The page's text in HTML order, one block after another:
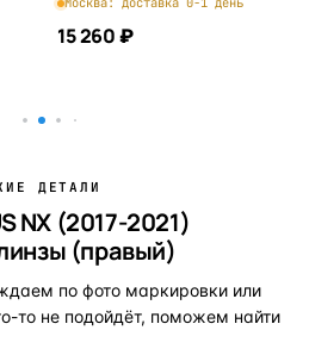
15 260 ₽
ДЕТАЛИ
NX (2017-2021)
(правый)
по фото маркировки или
то не подойдёт, поможем найти